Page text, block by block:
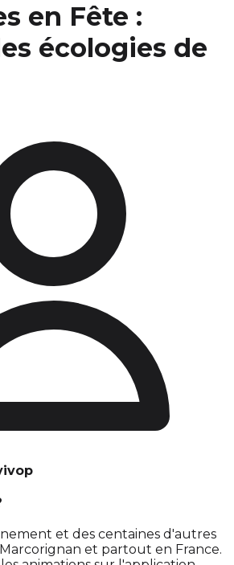
en Fête :
écologies de
et des centaines d'autres
et partout en France.